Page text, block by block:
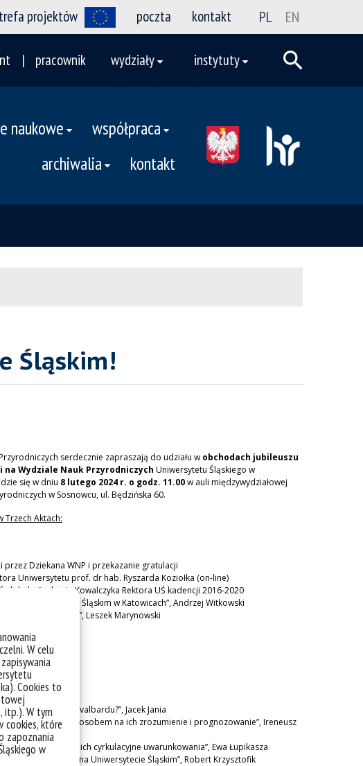
W celu
Cookies to
itp.). W tym
cookies, które
zapoznania
w
projektów poczta kontakt PL EN
pracownik wydziały instytuty
naukowe
współpraca
archiwalia
kontakt
Śląskim!
serdecznie zapraszają do udziału w obchodach jubileuszu
na Wydziale Nauk Przyrodniczych Uniwersytetu Śląskiego w
się w dniu 8 lutego 2024 r. o godz. 11.00w auli międzywydziałowej
w Sosnowcu, ul. Będzińska 60.
Trzech Aktach:
przez Dziekana WNP i przekazanie gratulacji
Uniwersytetu prof. dr hab. Ryszarda Koziołka (on-line)
dr hab. Andrzeja Kowalczyka Rektora UŚ kadencji 2016-2020
w Uniwersytecie Śląskim w Katowicach”, Andrzej Witkowski
UŚ – wczoraj i dziś”, Leszek Marynowski
lodowce Svalbardu?”, Jacek Jania
środowiska sposobem na ich zrozumienie i prognozowanie”, Ireneusz
klimatu oraz ich cyrkulacyjne uwarunkowania”, Ewa Łupikasza
ekonomiczna na Uniwersytecie Śląskim”, Robert Krzysztofik